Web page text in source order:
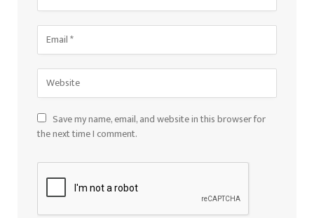
Save my name, email, and website in this browser for
the next time I comment.